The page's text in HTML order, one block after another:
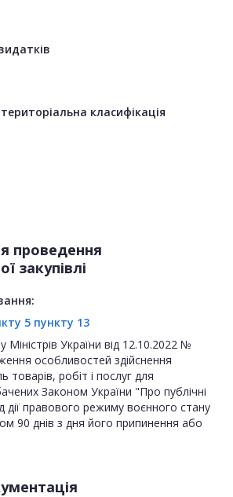
класифікація
проведення
закупівлі
5 пункту 13
Міністрів України від 12.10.2022 №
особливостей здійснення
товарів, робіт і послуг для
Законом України "Про публічні
дії правового режиму воєнного стану
90 днів з дня його припинення або